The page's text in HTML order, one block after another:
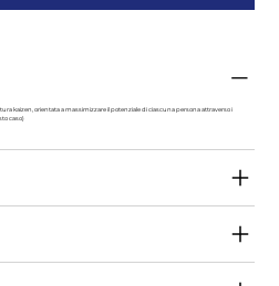
kaizen, orientata a massimizzare il potenziale di ciascuna persona attraverso i
caso)